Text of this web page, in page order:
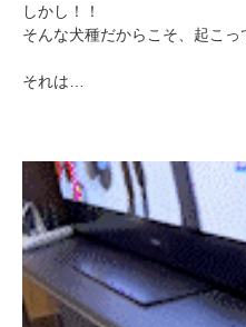
しかし！！
そんな犬種だからこそ、起こっ
それは…